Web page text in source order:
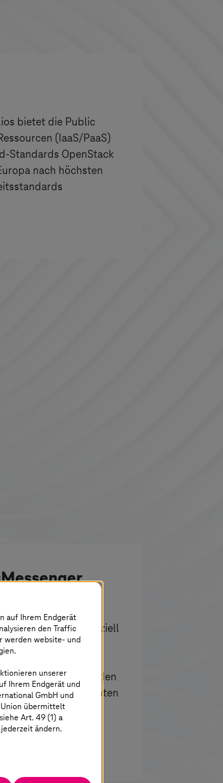
bietet die Public
(IaaS/PaaS)
Standards OpenStack
nach höchsten
sichere und
die speziell
Hand,
Er ermöglicht es den
und Daten
auf Ihrem Endgerät
den Traffic
werden website- und
unserer
Ihrem Endgerät und
GmbH und
Union übermittelt
Art. 49 (1) a
ändern.